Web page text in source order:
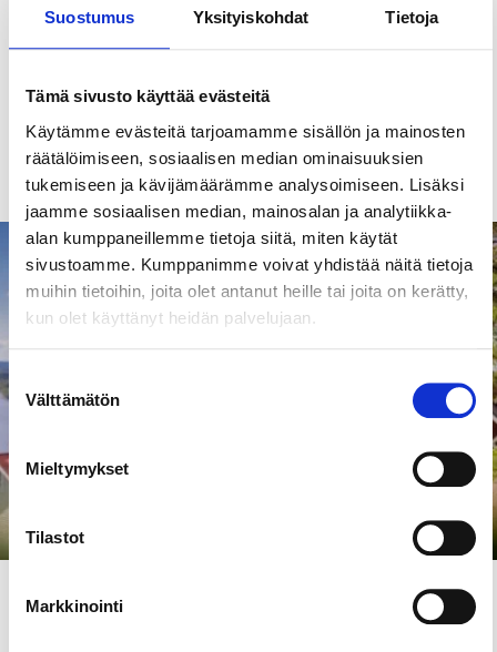
Suostumus Yksityiskohdat Tietoja
Tämä sivusto käyttää evästeitä
Käytämme evästeitä tarjoamamme sisällön ja mainosten
räätälöimiseen, sosiaalisen median ominaisuuksien
tukemiseen ja kävijämäärämme analysoimiseen. Lisäksi
jaamme sosiaalisen median, mainosalan ja analytiikka-
alan kumppaneillemme tietoja siitä, miten käytät
sivustoamme. Kumppanimme voivat yhdistää näitä tietoja
muihin tietoihin, joita olet antanut heille tai joita on kerätty,
kun olet käyttänyt heidän palvelujaan.
Suostumuksen
valinta
Välttämätön
Mieltymykset
Tilastot
Markkinointi
Suomirockin suurviikko Tampereella
Elokuun alussa Tampere täyttyy konsertti- ja
Kokosimme tähän artikkeliin vinkit.
Lue lisää